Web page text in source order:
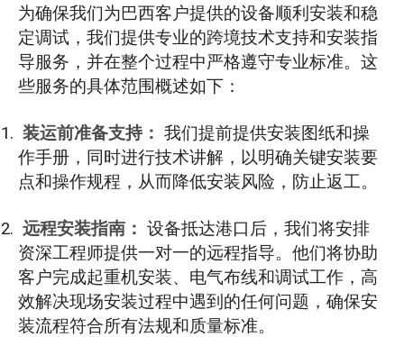
为确保我们为巴西客户提供的设备顺利安装和稳
定调试，我们提供专业的跨境技术支持和安装指
导服务，并在整个过程中严格遵守专业标准。这
些服务的具体范围概述如下：
装运前准备支持： 我们提前提供安装图纸和操
作手册，同时进行技术讲解，以明确关键安装要
点和操作规程，从而降低安装风险，防止返工。
远程安装指南： 设备抵达港口后，我们将安排
资深工程师提供一对一的远程指导。他们将协助
客户完成起重机安装、电气布线和调试工作，高
效解决现场安装过程中遇到的任何问题，确保安
装流程符合所有法规和质量标准。